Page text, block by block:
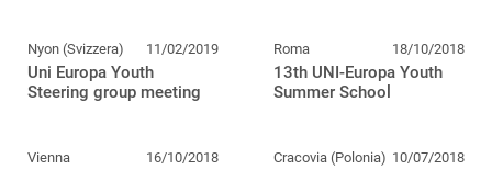
Nyon (Svizzera) 11/02/2019
Uni Europa Youth
Steering group meeting
Roma 18/10/2018
13th UNI-Europa Youth
Summer School
Vienna 16/10/2018 Cracovia (Polonia) 10/07/2018